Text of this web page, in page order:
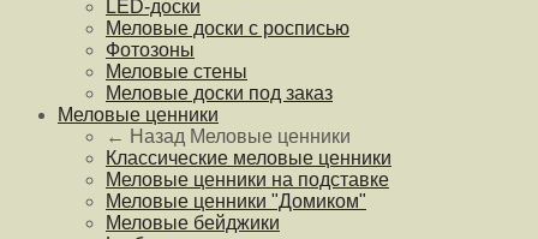
LED-доски
Меловые доски с росписью
Фотозоны
Меловые стены
Меловые доски под заказ
Меловые ценники
← Назад Меловые ценники
Классические меловые ценники
Меловые ценники на подставке
Меловые ценники "Домиком"
Меловые бейджики